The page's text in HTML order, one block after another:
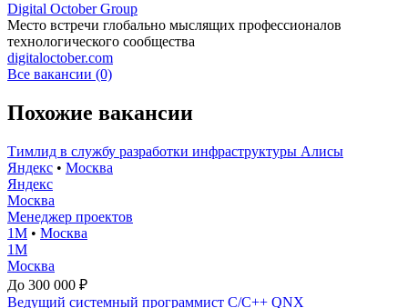
Digital October Group
Место встречи глобально мыслящих профессионалов
технологического сообщества
digitaloctober.com
Все вакансии (0)
Похожие вакансии
Тимлид в службу разработки инфраструктуры Алисы
Яндекс • Москва
Яндекс
Москва
Менеджер проектов
1М • Москва
1М
Москва
До 300 000 ₽
Ведущий системный программист С/С++ QNX